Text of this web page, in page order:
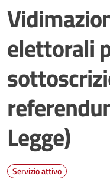
elettorali
Legge)
Servizio attivo